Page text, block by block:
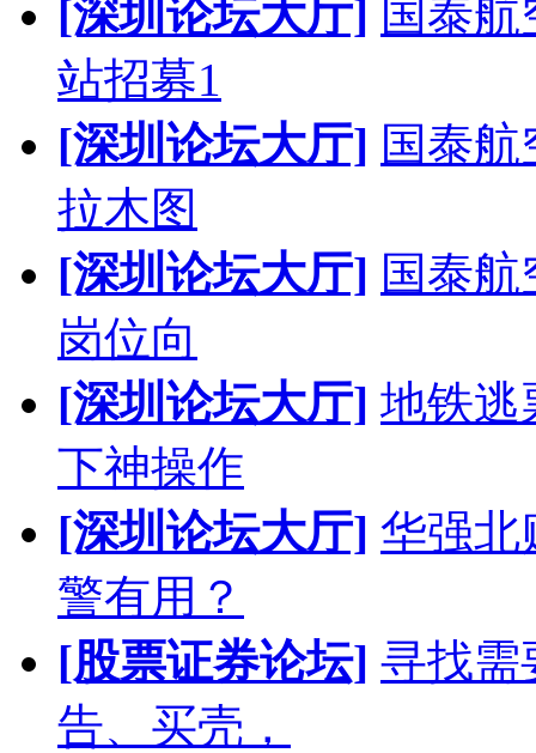
[深圳论坛大厅] 国泰
站招募1
[深圳论坛大厅] 国泰
拉木图
[深圳论坛大厅] 国泰
岗位向
[深圳论坛大厅] 地铁逃
下神操作
[深圳论坛大厅] 华强北
警有用？
[股票证券论坛] 寻找需
告、买壳，